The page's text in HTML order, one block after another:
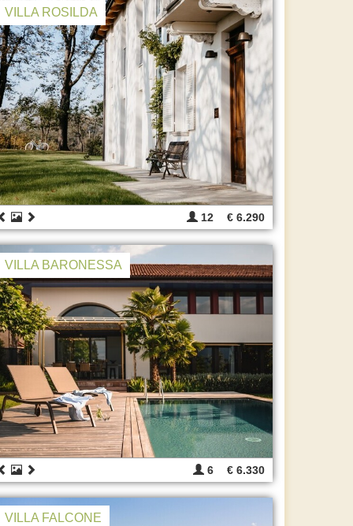
VILLA ROSILDA
12 € 6.290
VILLA BARONESSA
6 € 6.330
VILLA FALCONE